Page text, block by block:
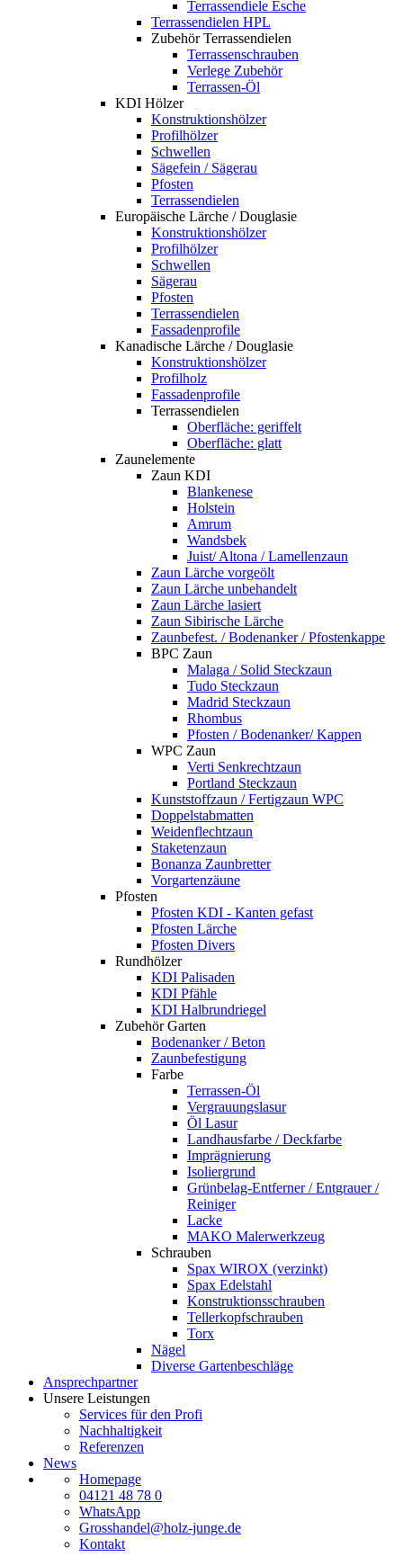
Terrassendiele Esche
Terrassendielen HPL
Zubehör Terrassendielen
Terrassenschrauben
Verlege Zubehör
Terrassen-Öl
KDI Hölzer
Konstruktionshölzer
Profilhölzer
Schwellen
Sägefein / Sägerau
Pfosten
Terrassendielen
Europäische Lärche / Douglasie
Konstruktionshölzer
Profilhölzer
Schwellen
Sägerau
Pfosten
Terrassendielen
Fassadenprofile
Kanadische Lärche / Douglasie
Konstruktionshölzer
Profilholz
Fassadenprofile
Terrassendielen
Oberfläche: geriffelt
Oberfläche: glatt
Zaunelemente
Zaun KDI
Blankenese
Holstein
Amrum
Wandsbek
Juist/ Altona / Lamellenzaun
Zaun Lärche vorgeölt
Zaun Lärche unbehandelt
Zaun Lärche lasiert
Zaun Sibirische Lärche
Zaunbefest. / Bodenanker / Pfostenkappe
BPC Zaun
Malaga / Solid Steckzaun
Tudo Steckzaun
Madrid Steckzaun
Rhombus
Pfosten / Bodenanker/ Kappen
WPC Zaun
Verti Senkrechtzaun
Portland Steckzaun
Kunststoffzaun / Fertigzaun WPC
Doppelstabmatten
Weidenflechtzaun
Staketenzaun
Bonanza Zaunbretter
Vorgartenzäune
Pfosten
Pfosten KDI - Kanten gefast
Pfosten Lärche
Pfosten Divers
Rundhölzer
KDI Palisaden
KDI Pfähle
KDI Halbrundriegel
Zubehör Garten
Bodenanker / Beton
Zaunbefestigung
Farbe
Terrassen-Öl
Vergrauungslasur
Öl Lasur
Landhausfarbe / Deckfarbe
Imprägnierung
Isoliergrund
Grünbelag-Entferner / Entgrauer /
Reiniger
Lacke
MAKO Malerwerkzeug
Schrauben
Spax WIROX (verzinkt)
Spax Edelstahl
Konstruktionsschrauben
Tellerkopfschrauben
Torx
Nägel
Diverse Gartenbeschläge
Ansprechpartner
Unsere Leistungen
Services für den Profi
Nachhaltigkeit
Referenzen
News
Homepage
04121 48 78 0
WhatsApp
Grosshandel@holz-junge.de
Kontakt